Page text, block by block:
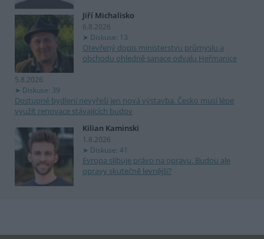
Jiří Michalisko
6.8.2026
Diskuse: 13
Otevřený dopis ministerstvu průmyslu a
obchodu ohledně sanace odvalu Heřmanice
5.8.2026
Diskuse: 39
Dostupné bydlení nevyřeší jen nová výstavba. Česko musí lépe
využít renovace stávajících budov
Kilian Kaminski
1.8.2026
Diskuse: 41
Evropa slibuje právo na opravu. Budou ale
opravy skutečně levnější?